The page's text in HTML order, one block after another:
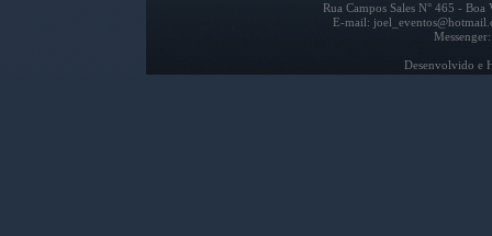
Rua Campos Sales N° 465 -
E-mail:
Desenvolvido e